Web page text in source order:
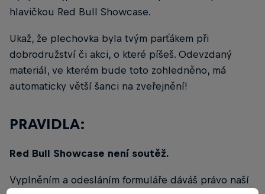
hlavičkou Red Bull Showcase.
Ukaž, že plechovka byla tvým parťákem při
dobrodružství či akci, o které píšeš. Odevzdaný
materiál, ve kterém bude toto zohledněno, má
automaticky větší šanci na zveřejnění!
PRAVIDLA:
Red Bull Showcase není soutěž.
Vyplněním a odesláním formuláře dáváš právo naší